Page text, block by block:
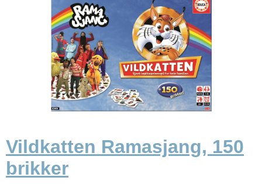
Vildkatten Ramasjang, 150
brikker